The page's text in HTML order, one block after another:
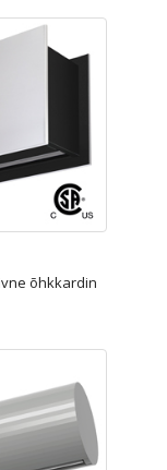
õhkkardin